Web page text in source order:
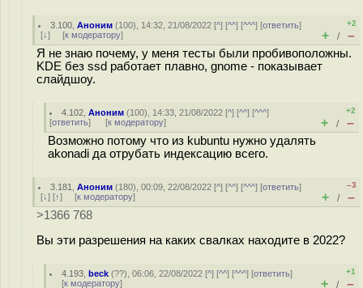
3.100 ,Аноним (100), 14:32, 21/08/2022 [^] [^^] [^^^] [ответить]
[↓] [к модератору]
+2
+ / –
Я не знаю почему, у меня тесты были пробивоположны.
KDE без ssd работает плавно, gnome - показывает
слайдшоу.
4.102 ,Аноним (100), 14:33, 21/08/2022 [^] [^^] [^^^]
[ответить] [к модератору]
+2
+ / –
Возможно потому что из kubuntu нужно удалять
akonadi да отрубать индексацию всего.
3.181 ,Аноним (180), 00:09, 22/08/2022 [^] [^^] [^^^] [ответить]
[↓] [↑] [к модератору]
–3
+ / –
>1366 768
Вы эти разрешения на каких свалках находите в 2022?
4.193 ,beck (??), 06:06, 22/08/2022 [^] [^^] [^^^] [ответить]
[к модератору]
+1
+ / –